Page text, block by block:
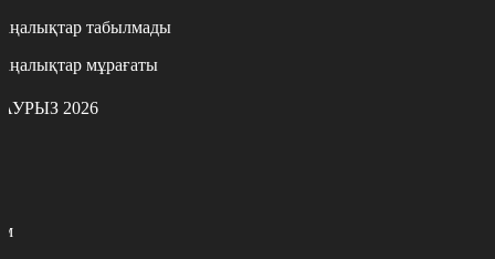
табылмады
мұрағаты
2026